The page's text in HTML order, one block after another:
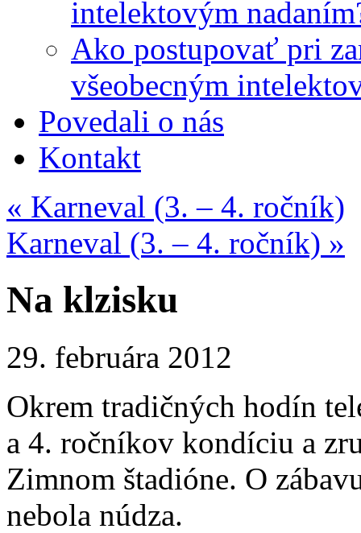
intelektovým
Ako postupovať pri
všeobecným
Povedali o nás
Kontakt
« Karneval (3. – 4. ročník)
Karneval (3. – 4. ročník) »
Na klzisku
29. februára 2012
Okrem tradičných hodín
a 4. ročníkov kondíciu a
Zimnom štadióne. O
nebola núdza.